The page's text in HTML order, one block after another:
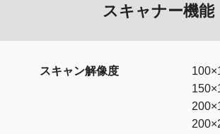
スキャナー機能
スキャン解像度